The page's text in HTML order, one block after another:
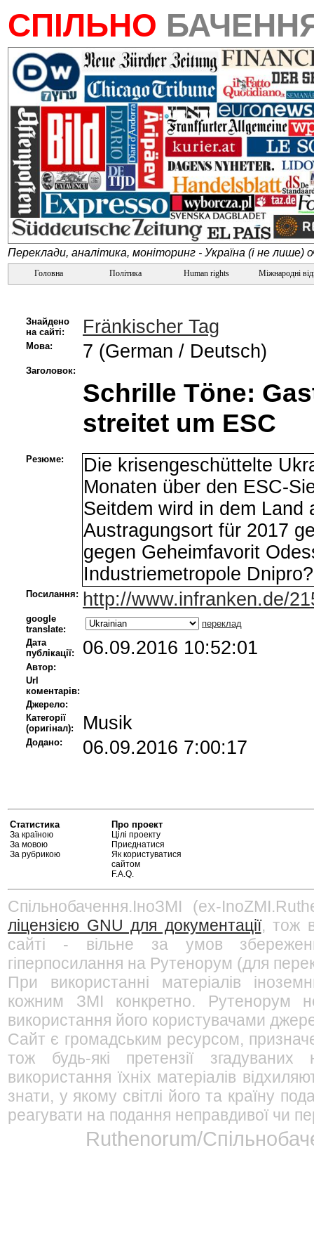
СПІЛЬНО
Переклади, аналітика, моніторинг - Україна (і не лише)
Головна Політика Human rights Міжнародні
Знайдено
на сайті:
Fränkischer Tag
Мова: 7 (German / Deutsch)
Заголовок:
Schrille Töne:
streitet um ESC
Резюме:
Die krisengeschüttelte
Monaten über den ESC-
Seitdem wird in dem Land
Austragungsort für 2017
gegen Geheimfavorit
Industriemetropole Dnipro?
Посилання: http://www.infranken.de/
google
translate:
переклад
Дата
публікації:
06.09.2016 10:52:01
Автор:
Url
коментарів:
Джерело:
Категорії
(оригінал):
Musik
Додано: 06.09.2016 7:00:17
Статистика
За країною
За мовою
За рубрикою
Про проект
Цілі проекту
Приєднатися
Як користуватися
сайтом
F.A.Q.
Спільнобачення.ІноЗМІ (ex-
ліцензією GNU для документації, тож
сайті - вільне за умов
гіперпосилання на Рутенорум (для
При використанні матеріалів
кожним ЗМІ конкретно. Рутенорум
використання його користувачами
Сайт є громадським ресурсом,
тож будь-які претензії
використання їхніх матеріалів
знати, у якому світлі його та країну
реагувати на подання неправдивої чи
Ruthenorum/